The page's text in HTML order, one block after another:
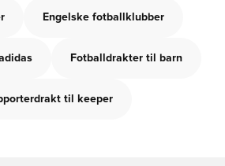
Engelske fotballklubber
Fotballdrakter til barn
til keeper